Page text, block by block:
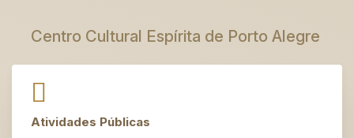
Centro Cultural Espírita de Porto Alegre
Atividades Públicas